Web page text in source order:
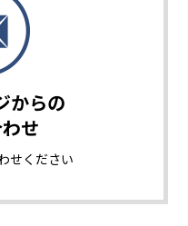
からの
せ
せください